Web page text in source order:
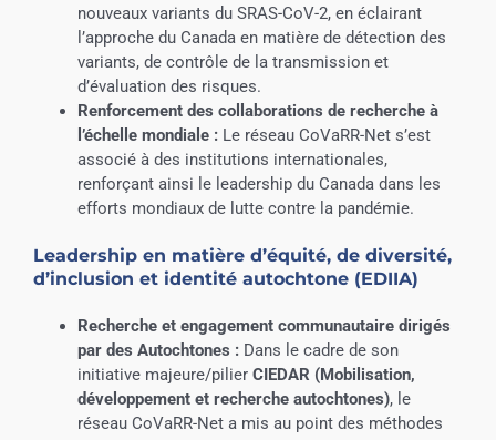
nouveaux variants du SRAS-CoV-2, en éclairant
l’approche du Canada en matière de détection des
variants, de contrôle de la transmission et
d’évaluation des risques.
Renforcement des collaborations de recherche à
l’échelle mondiale :Le réseau CoVaRR-Net s’est
associé à des institutions internationales,
renforçant ainsi le leadership du Canada dans les
efforts mondiaux de lutte contre la pandémie.
Leadership en matière d’équité, de diversité,
d’inclusion et identité autochtone (EDIIA)
Recherche et engagement communautaire dirigés
par des Autochtones :Dans le cadre de son
initiative majeure/pilierCIEDAR (Mobilisation,
développement et recherche autochtones), le
réseau CoVaRR-Net a mis au point des méthodes